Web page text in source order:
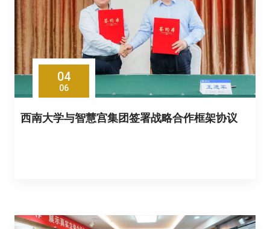
04
06
西南大学与智慧宫集团签署战略合作框架协议